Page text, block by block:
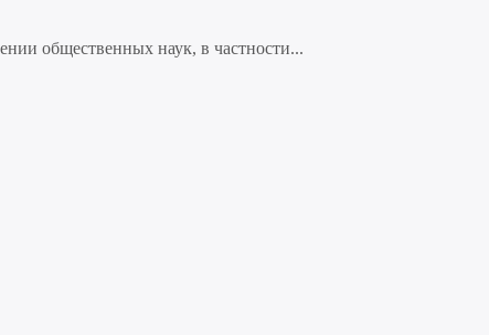
общественных наук, в частности...